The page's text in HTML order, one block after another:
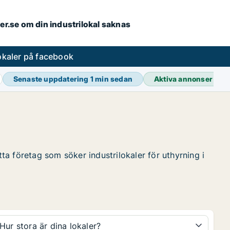
om din industrilokal saknas
på facebook
Senaste uppdatering 1 min sedan Aktiva annonser
företag som söker industrilokaler för uthyrning i
Hur stora är dina lokaler?